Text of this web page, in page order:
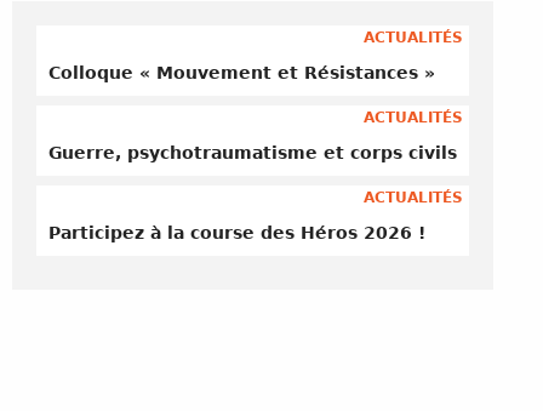
ACTUALITÉS
Colloque « Mouvement et Résistances »
ACTUALITÉS
Guerre, psychotraumatisme et corps civils
ACTUALITÉS
Participez à la course des Héros 2026 !